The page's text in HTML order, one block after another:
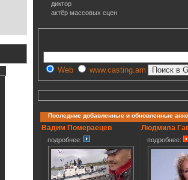
диктор
актёр массовых сцен
Web www.casting.am
Последние добавленные и обновленные
Вадим Помераецев
подробнее:
Людмила
подробнее: